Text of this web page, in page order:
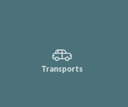
Transports